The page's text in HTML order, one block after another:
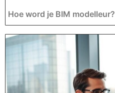
Hoe word je BIM modelleur?